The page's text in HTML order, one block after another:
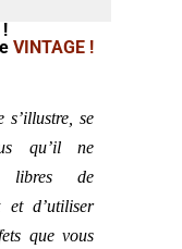
VINTAGE !
s’illustre, se
qu’il ne
libres de
et d’utiliser
que vous